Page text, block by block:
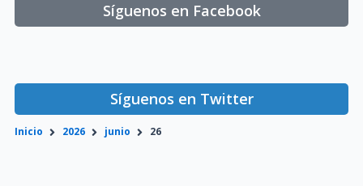
Síguenos en Facebook
Síguenos en Twitter
Inicio 2026 junio 26